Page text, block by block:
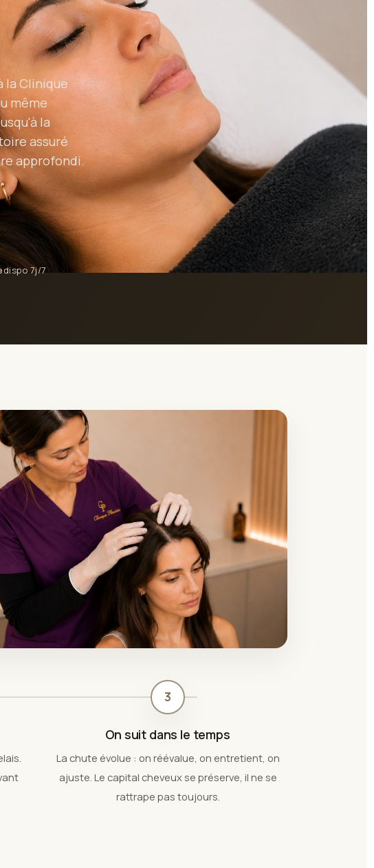
la Clinique
même
la
assuré
approfondi.
dispo 7j/7
3
On suit dans le temps
La chute évolue : on réévalue, on entretient, on
ajuste. Le capital cheveux se préserve, il ne se
rattrape pas toujours.